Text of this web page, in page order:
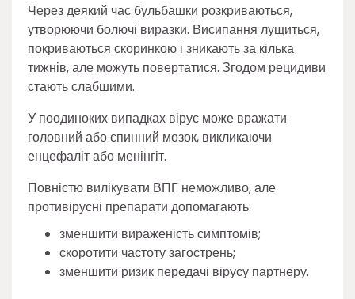
Через деякий час бульбашки розкриваються,
утворюючи болючі виразки. Висипання лущиться,
покриваються скоринкою і зникають за кілька
тижнів, але можуть повертатися. Згодом рецидиви
стають слабшими.
У поодиноких випадках вірус може вражати
головний або спинний мозок, викликаючи
енцефаліт або менінгіт.
Повністю вилікувати ВПГ неможливо, але
противірусні препарати допомагають:
зменшити вираженість симптомів;
скоротити частоту загострень;
зменшити ризик передачі вірусу партнеру.